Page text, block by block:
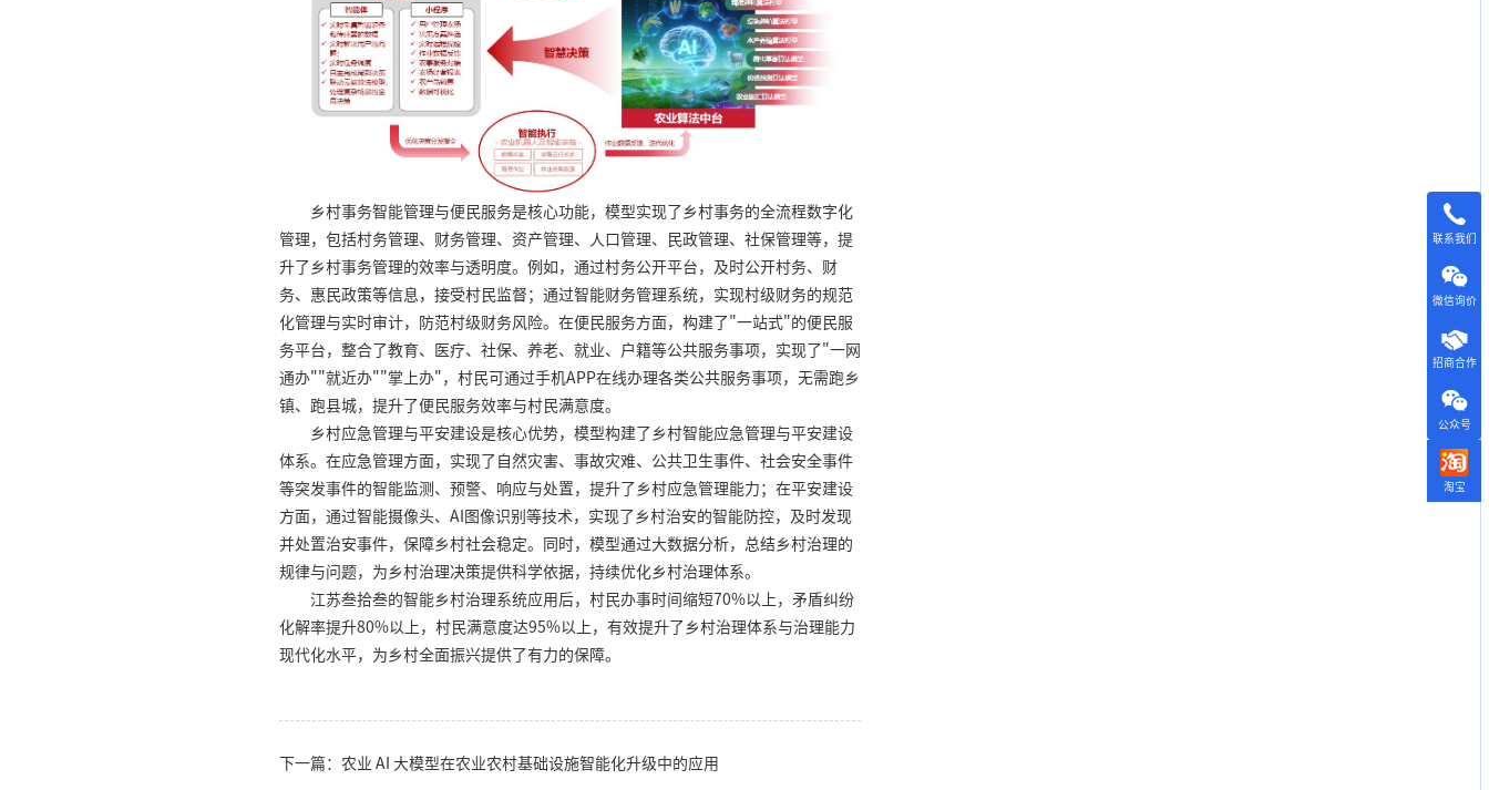
乡村事务智能管理与便民服务是核心功能，模型实现了乡村事务的全流程数字化
管理，包括村务管理、财务管理、资产管理、人口管理、民政管理、社保管理等，提
升了乡村事务管理的效率与透明度。例如，通过村务公开平台，及时公开村务、财
务、惠民政策等信息，接受村民监督；通过智能财务管理系统，实现村级财务的规范
化管理与实时审计，防范村级财务风险。在便民服务方面，构建了"一站式"的便民服
务平台，整合了教育、医疗、社保、养老、就业、户籍等公共服务事项，实现了"一网
通办""就近办""掌上办"，村民可通过手机APP在线办理各类公共服务事项，无需跑乡
镇、跑县城，提升了便民服务效率与村民满意度。
乡村应急管理与平安建设是核心优势，模型构建了乡村智能应急管理与平安建设
体系。在应急管理方面，实现了自然灾害、事故灾难、公共卫生事件、社会安全事件
等突发事件的智能监测、预警、响应与处置，提升了乡村应急管理能力；在平安建设
方面，通过智能摄像头、AI图像识别等技术，实现了乡村治安的智能防控，及时发现
并处置治安事件，保障乡村社会稳定。同时，模型通过大数据分析，总结乡村治理的
规律与问题，为乡村治理决策提供科学依据，持续优化乡村治理体系。
江苏叁拾叁的智能乡村治理系统应用后，村民办事时间缩短70%以上，矛盾纠纷
化解率提升80%以上，村民满意度达95%以上，有效提升了乡村治理体系与治理能力
现代化水平，为乡村全面振兴提供了有力的保障。
下一篇：农业 AI 大模型在农业农村基础设施智能化升级中的应用
联系我们
微信询价
招商合作
公众号
淘宝